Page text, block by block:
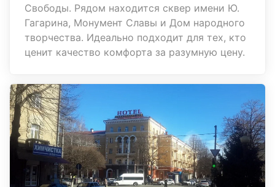
Свободы. Рядом находится сквер имени Ю.
Гагарина, Монумент Славы и Дом народного
творчества. Идеально подходит для тех, кто
ценит качество комфорта за разумную цену.